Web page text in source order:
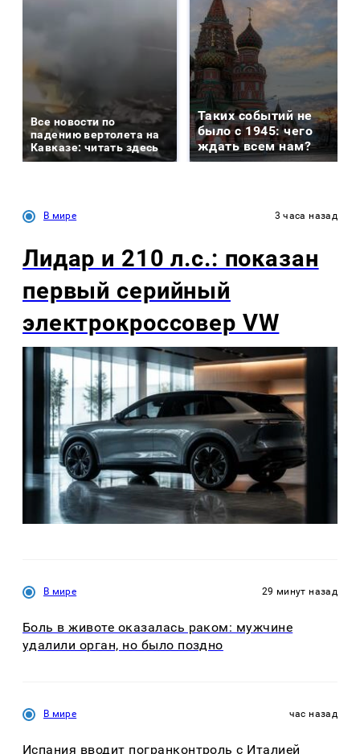
Все новости по
падению вертолета на
Кавказе: читать здесь
Таких событий не
было с 1945: чего
ждать всем нам?
В мире 3 часа назад
Лидар и 210 л.с.: показан
первый серийный
электрокроссовер VW
В мире 29 минут назад
Боль в животе оказалась раком: мужчине
удалили орган, но было поздно
В мире час назад
Испания вводит погранконтроль с Италией